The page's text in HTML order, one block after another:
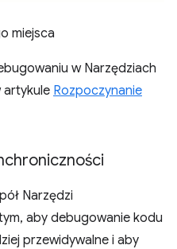
miejsca
w Narzędziach
artykule Rozpoczynanie
Narzędzi
aby debugowanie kodu
przewidywalne i aby